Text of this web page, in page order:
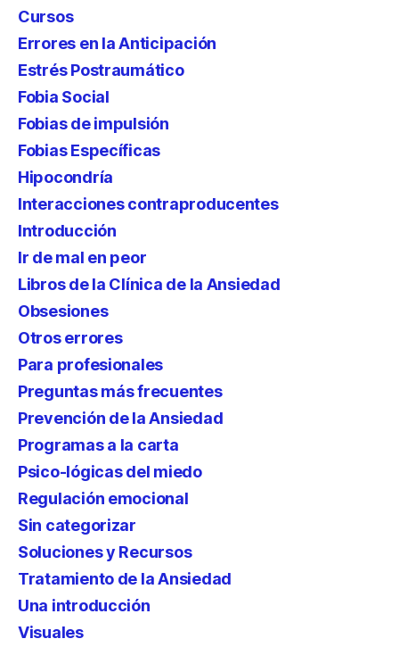
Cursos
Errores en la Anticipación
Estrés Postraumático
Fobia Social
Fobias de impulsión
Fobias Específicas
Hipocondría
Interacciones contraproducentes
Introducción
Ir de mal en peor
Libros de la Clínica de la Ansiedad
Obsesiones
Otros errores
Para profesionales
Preguntas más frecuentes
Prevención de la Ansiedad
Programas a la carta
Psico-lógicas del miedo
Regulación emocional
Sin categorizar
Soluciones y Recursos
Tratamiento de la Ansiedad
Una introducción
Visuales